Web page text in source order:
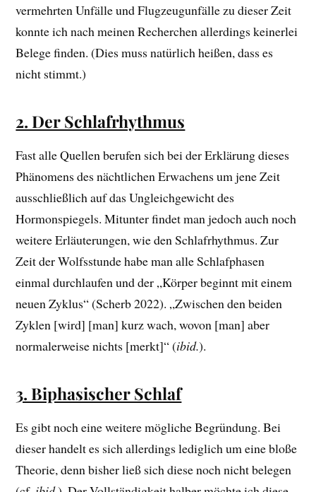
vermehrten Unfälle und Flugzeugunfälle zu dieser Zeit
konnte ich nach meinen Recherchen allerdings keinerlei
Belege finden. (Dies muss natürlich heißen, dass es
nicht stimmt.)
2. Der Schlafrhythmus
Fast alle Quellen berufen sich bei der Erklärung dieses
Phänomens des nächtlichen Erwachens um jene Zeit
ausschließlich auf das Ungleichgewicht des
Hormonspiegels. Mitunter findet man jedoch auch noch
weitere Erläuterungen, wie den Schlafrhythmus. Zur
Zeit der Wolfsstunde habe man alle Schlafphasen
einmal durchlaufen und der „Körper beginnt mit einem
neuen Zyklus“ (Scherb 2022). „Zwischen den beiden
Zyklen [wird] [man] kurz wach, wovon [man] aber
normalerweise nichts [merkt]“ (ibid.).
3. Biphasischer Schlaf
Es gibt noch eine weitere mögliche Begründung. Bei
dieser handelt es sich allerdings lediglich um eine bloße
Theorie, denn bisher ließ sich diese noch nicht belegen